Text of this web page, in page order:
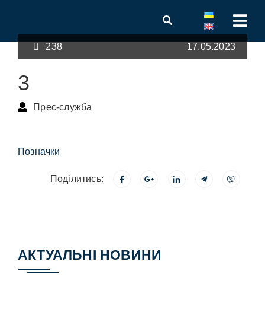
238 17.05.2023
3
Прес-служба
Позначки
Поділитись:
АКТУАЛЬНІ НОВИНИ